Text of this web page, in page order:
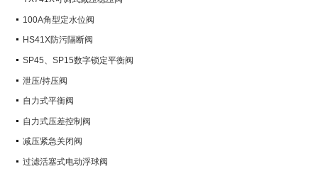
100A角型定水位阀
HS41X防污隔断阀
SP45、SP15数字锁定平衡阀
泄压/持压阀
自力式平衡阀
自力式压差控制阀
减压紧急关闭阀
过滤活塞式电动浮球阀